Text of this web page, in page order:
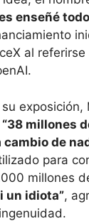
enseñé
al referirse
exposición,
“38 millones
de
para
millones
un idiota”,